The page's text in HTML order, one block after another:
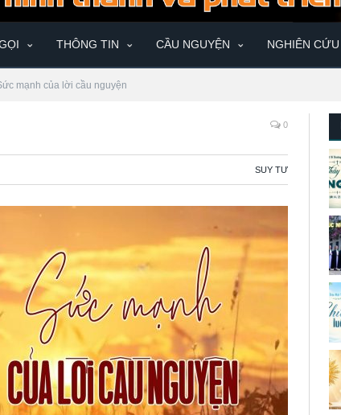
THÔNG TIN CẦU NGUYỆN NGHIÊN CỨU
mạnh của lời cầu nguyện
0
SUY TƯ